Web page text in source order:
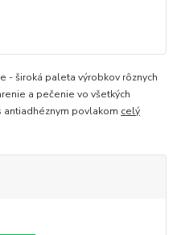
- široká paleta výrobkov rôznych
a pečenie vo všetkých
antiadhéznym povlakom celý